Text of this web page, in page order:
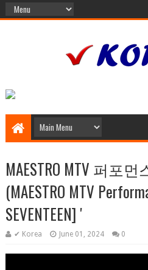
MAESTRO MTV 퍼포
(MAESTRO MTV
SEVENTEEN] '
✔ Korea June 01, 2024 0